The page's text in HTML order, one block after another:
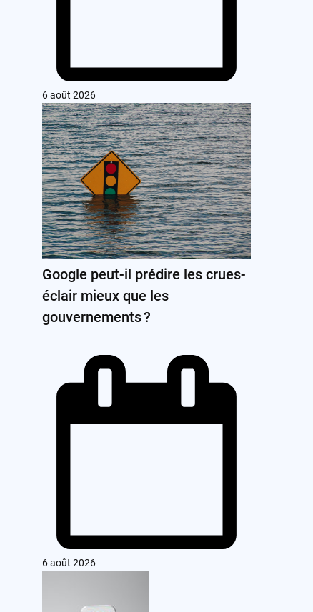
6 août 2026
Google peut-il prédire les crues-
éclair mieux que les
gouvernements ?
6 août 2026